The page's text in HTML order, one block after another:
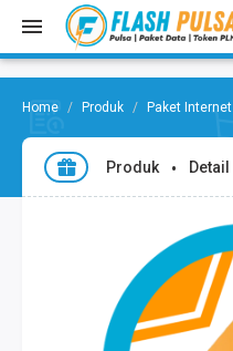
Produk Paket Internet
Produk Detail